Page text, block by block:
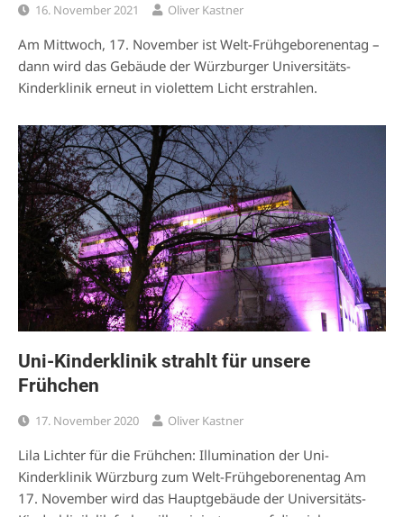
16. November 2021 Oliver Kastner
Am Mittwoch, 17. November ist Welt-Frühgeborenentag –
dann wird das Gebäude der Würzburger Universitäts-
Kinderklinik erneut in violettem Licht erstrahlen.
Uni-Kinderklinik strahlt für unsere
Frühchen
17. November 2020 Oliver Kastner
Lila Lichter für die Frühchen: Illumination der Uni-
Kinderklinik Würzburg zum Welt-Frühgeborenentag Am
17. November wird das Hauptgebäude der Universitäts-